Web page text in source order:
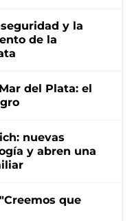
y la
de la
del Plata: el
nuevas
y abren una
que